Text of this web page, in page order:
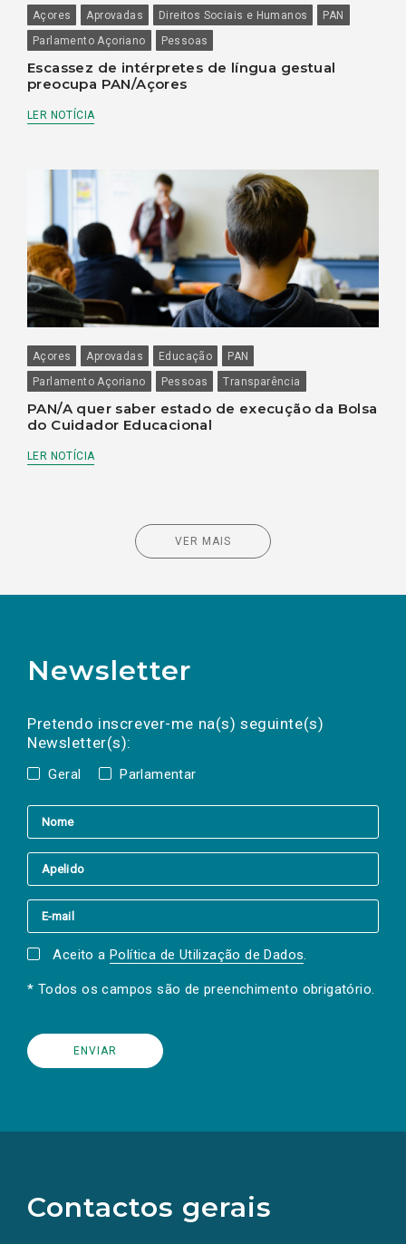
Açores Aprovadas Direitos Sociais e Humanos
PAN
Parlamento Açoriano
Pessoas
Escassez de intérpretes de língua gestual
preocupa PAN/Açores
LER NOTÍCIA
Açores Aprovadas Educação
PAN
Parlamento Açoriano
Pessoas Transparência
PAN/A quer saber estado de execução da Bolsa
do Cuidador Educacional
LER NOTÍCIA
VER MAIS
Newsletter
Pretendo inscrever-me na(s) seguinte(s)
Newsletter(s):
Geral Parlamentar
a(s) newsletter(s).
mail
Aceito a Política de Utilização de Dados.
* Todos os campos são de preenchimento obrigatório.
Contactos gerais
redes
sociais